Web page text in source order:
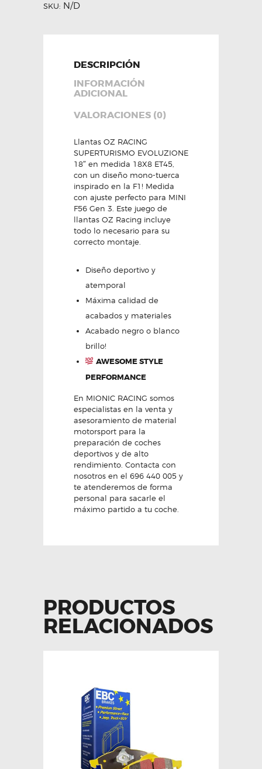
SKU: N/D
DESCRIPCIÓN
INFORMACIÓN
ADICIONAL
VALORACIONES (0)
Llantas OZ RACING
SUPERTURISMO EVOLUZIONE
18″ en medida 18X8 ET45,
con un diseño mono-tuerca
inspirado en la F1! Medida
con ajuste perfecto para MINI
F56 Gen 3. Este juego de
llantas OZ Racing incluye
todo lo necesario para su
correcto montaje.
Diseño deportivo y
atemporal
Máxima calidad de
acabados y materiales
Acabado negro o blanco
brillo!
AWESOME STYLE
PERFORMANCE
En MIONIC RACING somos
especialistas en la venta y
asesoramiento de material
motorsport para la
preparación de coches
deportivos y de alto
rendimiento. Contacta con
nosotros en el 696 440 005 y
te atenderemos de forma
personal para sacarle el
máximo partido a tu coche.
PRODUCTOS
RELACIONADOS